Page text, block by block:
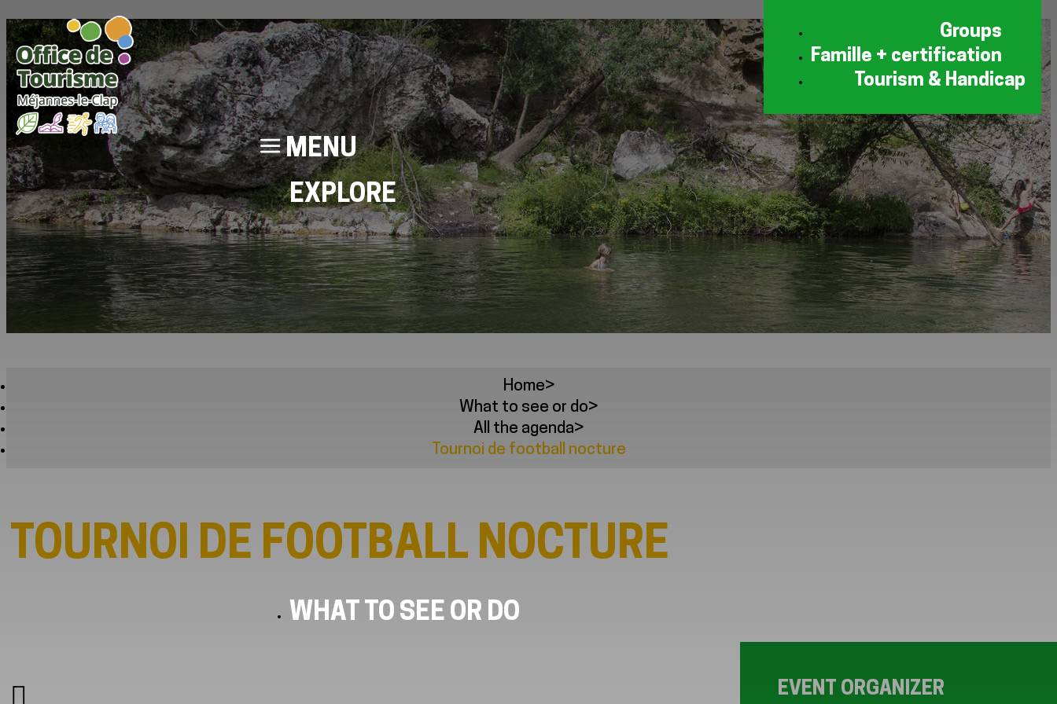
Groups
Famille + certification
Tourism & Handicap
MENU
EXPLORE
WHAT TO SEE OR DO
Home>
What to see or do>
All the agenda>
Tournoi de football nocture
TOURNOI DE FOOTBALL NOCTURE
EVENT ORGANIZER